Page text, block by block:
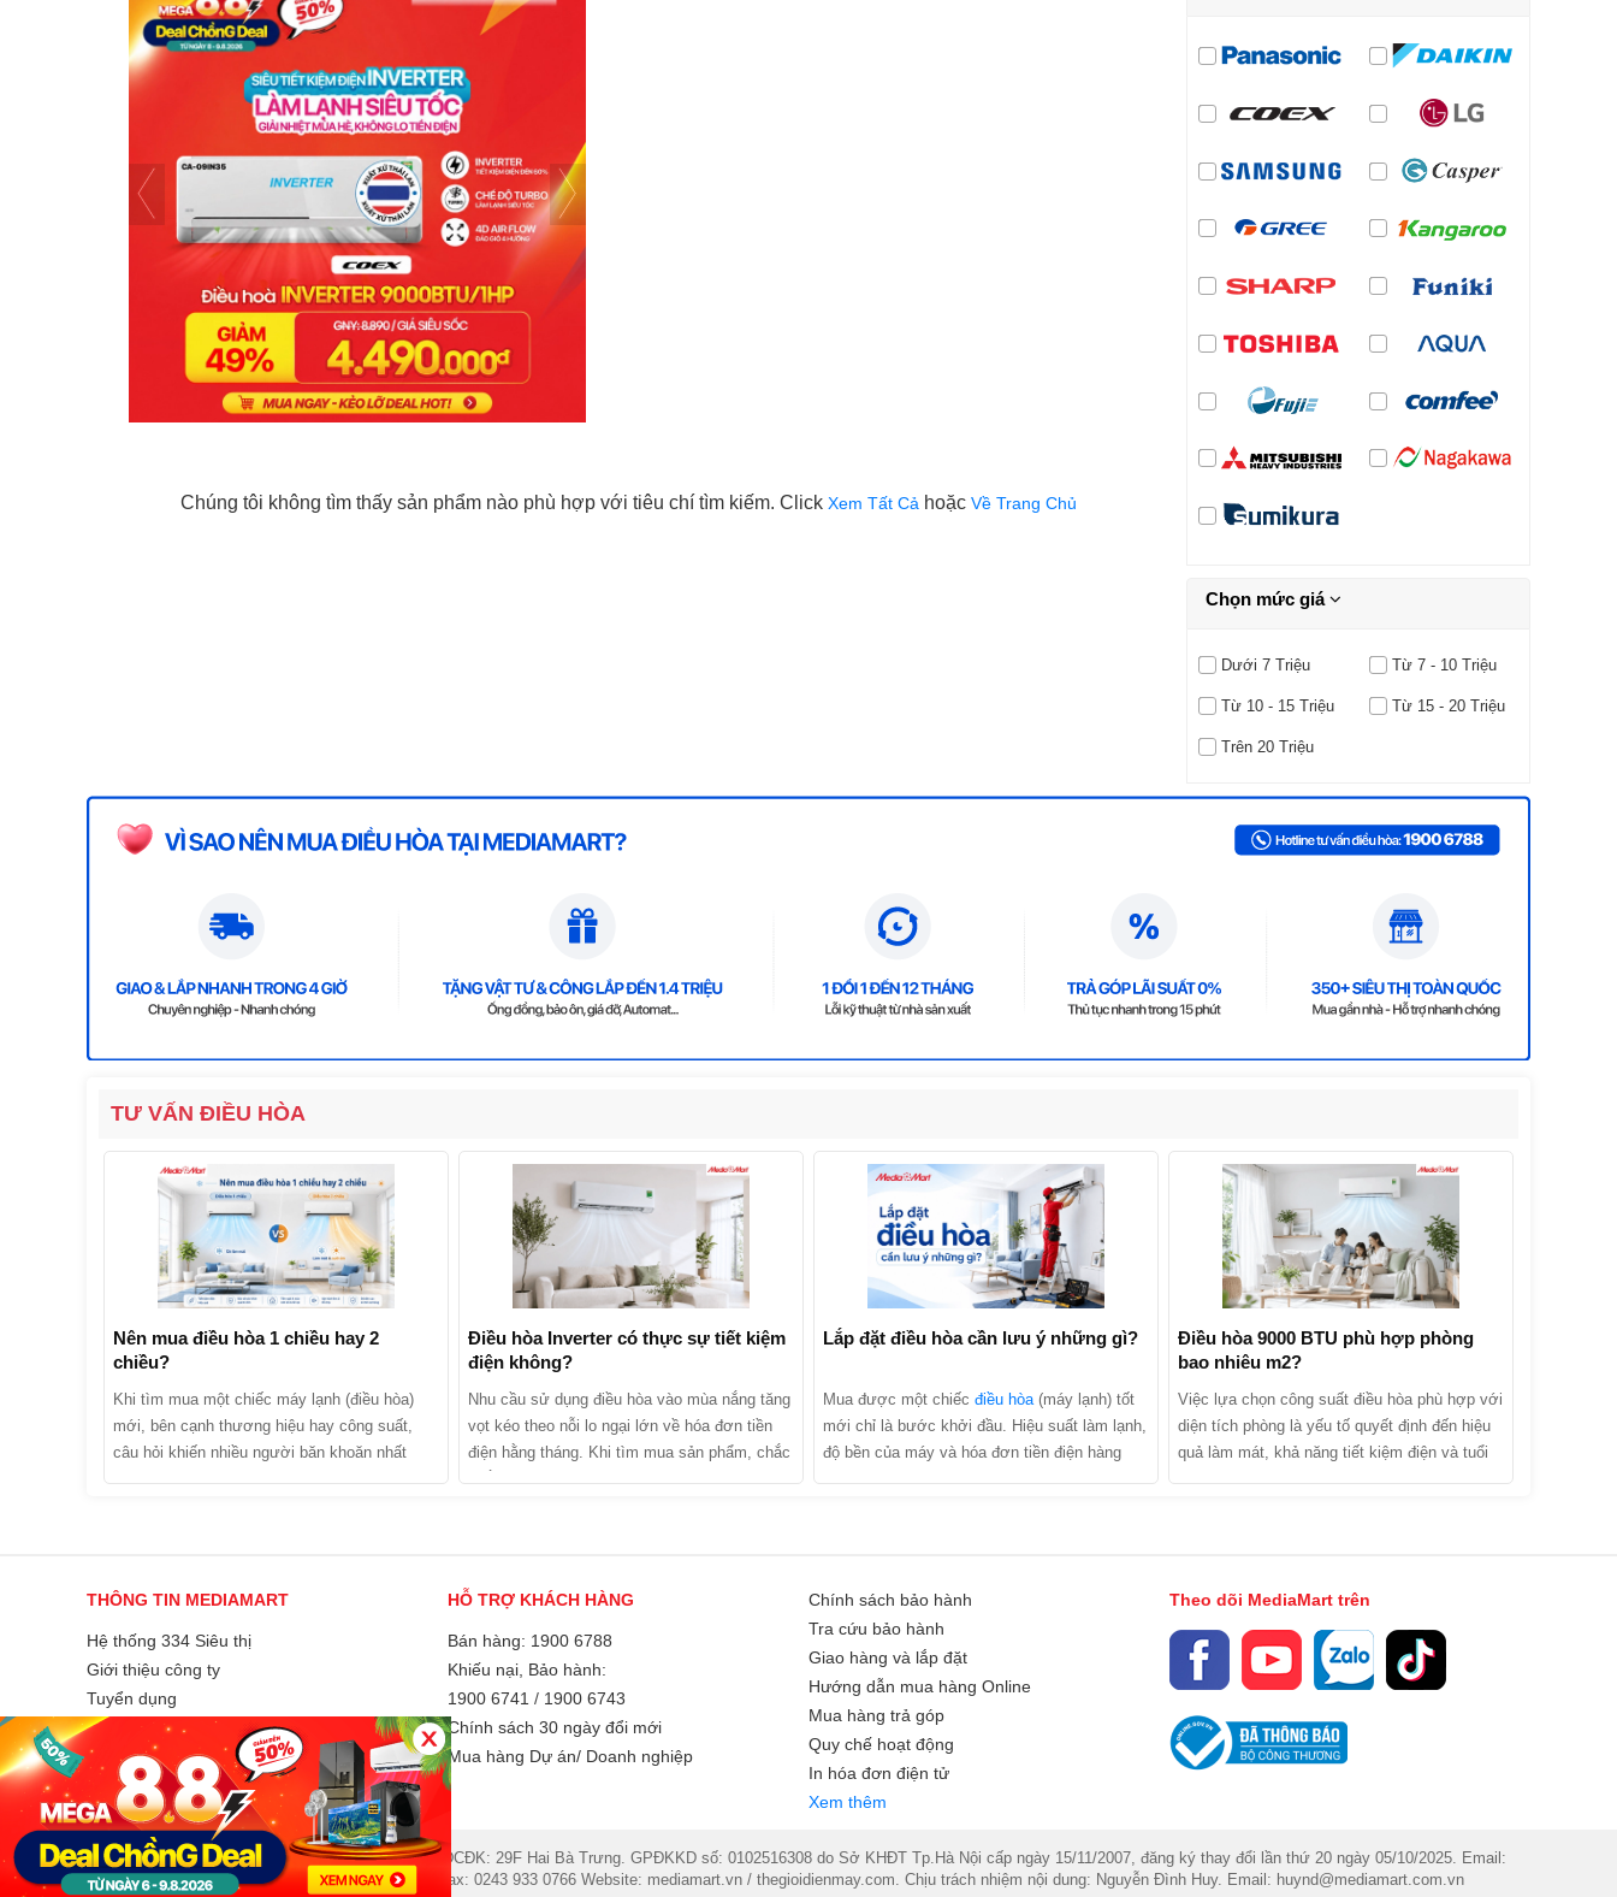
Chúng tôi không tìm thấy sản phẩm nào phù hợp với tiêu chí tìm kiếm. Click Xem Tất Cả hoặc Về Trang Chủ
Chọn mức giá
Dưới 7 Triệu Từ 7 - 10 Triệu
Từ 10 - 15 Triệu Từ 15 - 20 Triệu
Trên 20 Triệu
TƯ VẤN ĐIỀU HÒA
Nên mua điều hòa 1 chiều hay 2
chiều?
Khi tìm mua một chiếc máy lạnh (điều hòa)
mới, bên cạnh thương hiệu hay công suất,
câu hỏi khiến nhiều người băn khoăn nhất
này để tìm ra câu trả lời nhé!
Điều hòa Inverter có thực sự tiết kiệm
điện không?
Nhu cầu sử dụng điều hòa vào mùa nắng tăng
vọt kéo theo nỗi lo ngại lớn về hóa đơn tiền
điện hằng tháng. Khi tìm mua sản phẩm, chắc
marketing của nhà sản xuất? Cùng MediaMart
khám phá cơ chế hoạt động, phân tích ưu
nhược điểm và tìm ra câu trả lời chính xác
nhất trong bài viết dưới đây!
Lắp đặt điều hòa cần lưu ý những gì?
Mua được một chiếc điều hòa (máy lạnh) tốt
mới chỉ là bước khởi đầu. Hiệu suất làm lạnh,
độ bền của máy và hóa đơn tiền điện hàng
cùng điểm qua những tiêu chuẩn "vàng" và
các sai lầm đắt giá mà bạn cần đặc biệt giám
sát khi thợ thi công tại nhà.
Điều hòa 9000 BTU phù hợp phòng
bao nhiêu m2?
Việc lựa chọn công suất điều hòa phù hợp với
diện tích phòng là yếu tố quyết định đến hiệu
quả làm mát, khả năng tiết kiệm điện và tuổi
phòng bao nhiêu m2 là chuẩn nhất? Làm sao
để tính toán công suất máy lạnh chính xác
nhằm tối ưu hóa chi phí đầu tư và hóa đơn
tiền điện hàng tháng?
THÔNG TIN MEDIAMART
Hệ thống 334 Siêu thị
Giới thiệu công ty
Tuyển dụng
Liên hệ và góp ý
Phương thức thanh toán
HỖ TRỢ KHÁCH HÀNG
Bán hàng: 1900 6788
Khiếu nại, Bảo hành:
1900 6741 / 1900 6743
Chính sách 30 ngày đổi mới
Mua hàng Dự án/ Doanh nghiệp
Chính sách bảo hành
Tra cứu bảo hành
Giao hàng và lắp đặt
Hướng dẫn mua hàng Online
Mua hàng trả góp
Quy chế hoạt động
In hóa đơn điện tử
Xem thêm
Theo dõi MediaMart trên
© 2007 Công ty Cổ phần MEDIAMART Việt Nam - ĐCĐK: 29F Hai Bà Trưng. GPĐKKD số: 0102516308 do Sở KHĐT Tp.Hà Nội cấp ngày 15/11/2007, đăng ký thay đổi lần thứ 20 ngày 05/10/2025. Email:
hotro@mediamart.com.vn. Điện thoại: 1900 6741. Fax: 0243 933 0766 Website: mediamart.vn / thegioidienmay.com. Chịu trách nhiệm nội dung: Nguyễn Đình Huy. Email: huynd@mediamart.com.vn